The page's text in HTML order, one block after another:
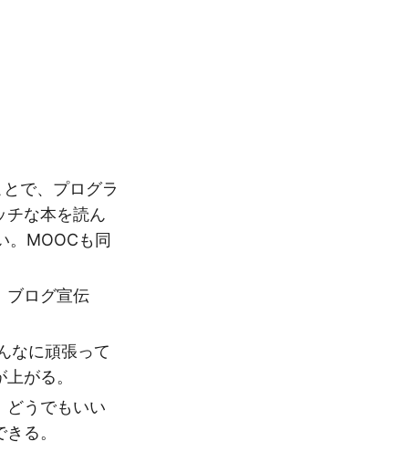
で、プログラ
チな本を読ん
。MOOCも同
ブログ宣伝
なに頑張って
がる。
どうでもいい
る。